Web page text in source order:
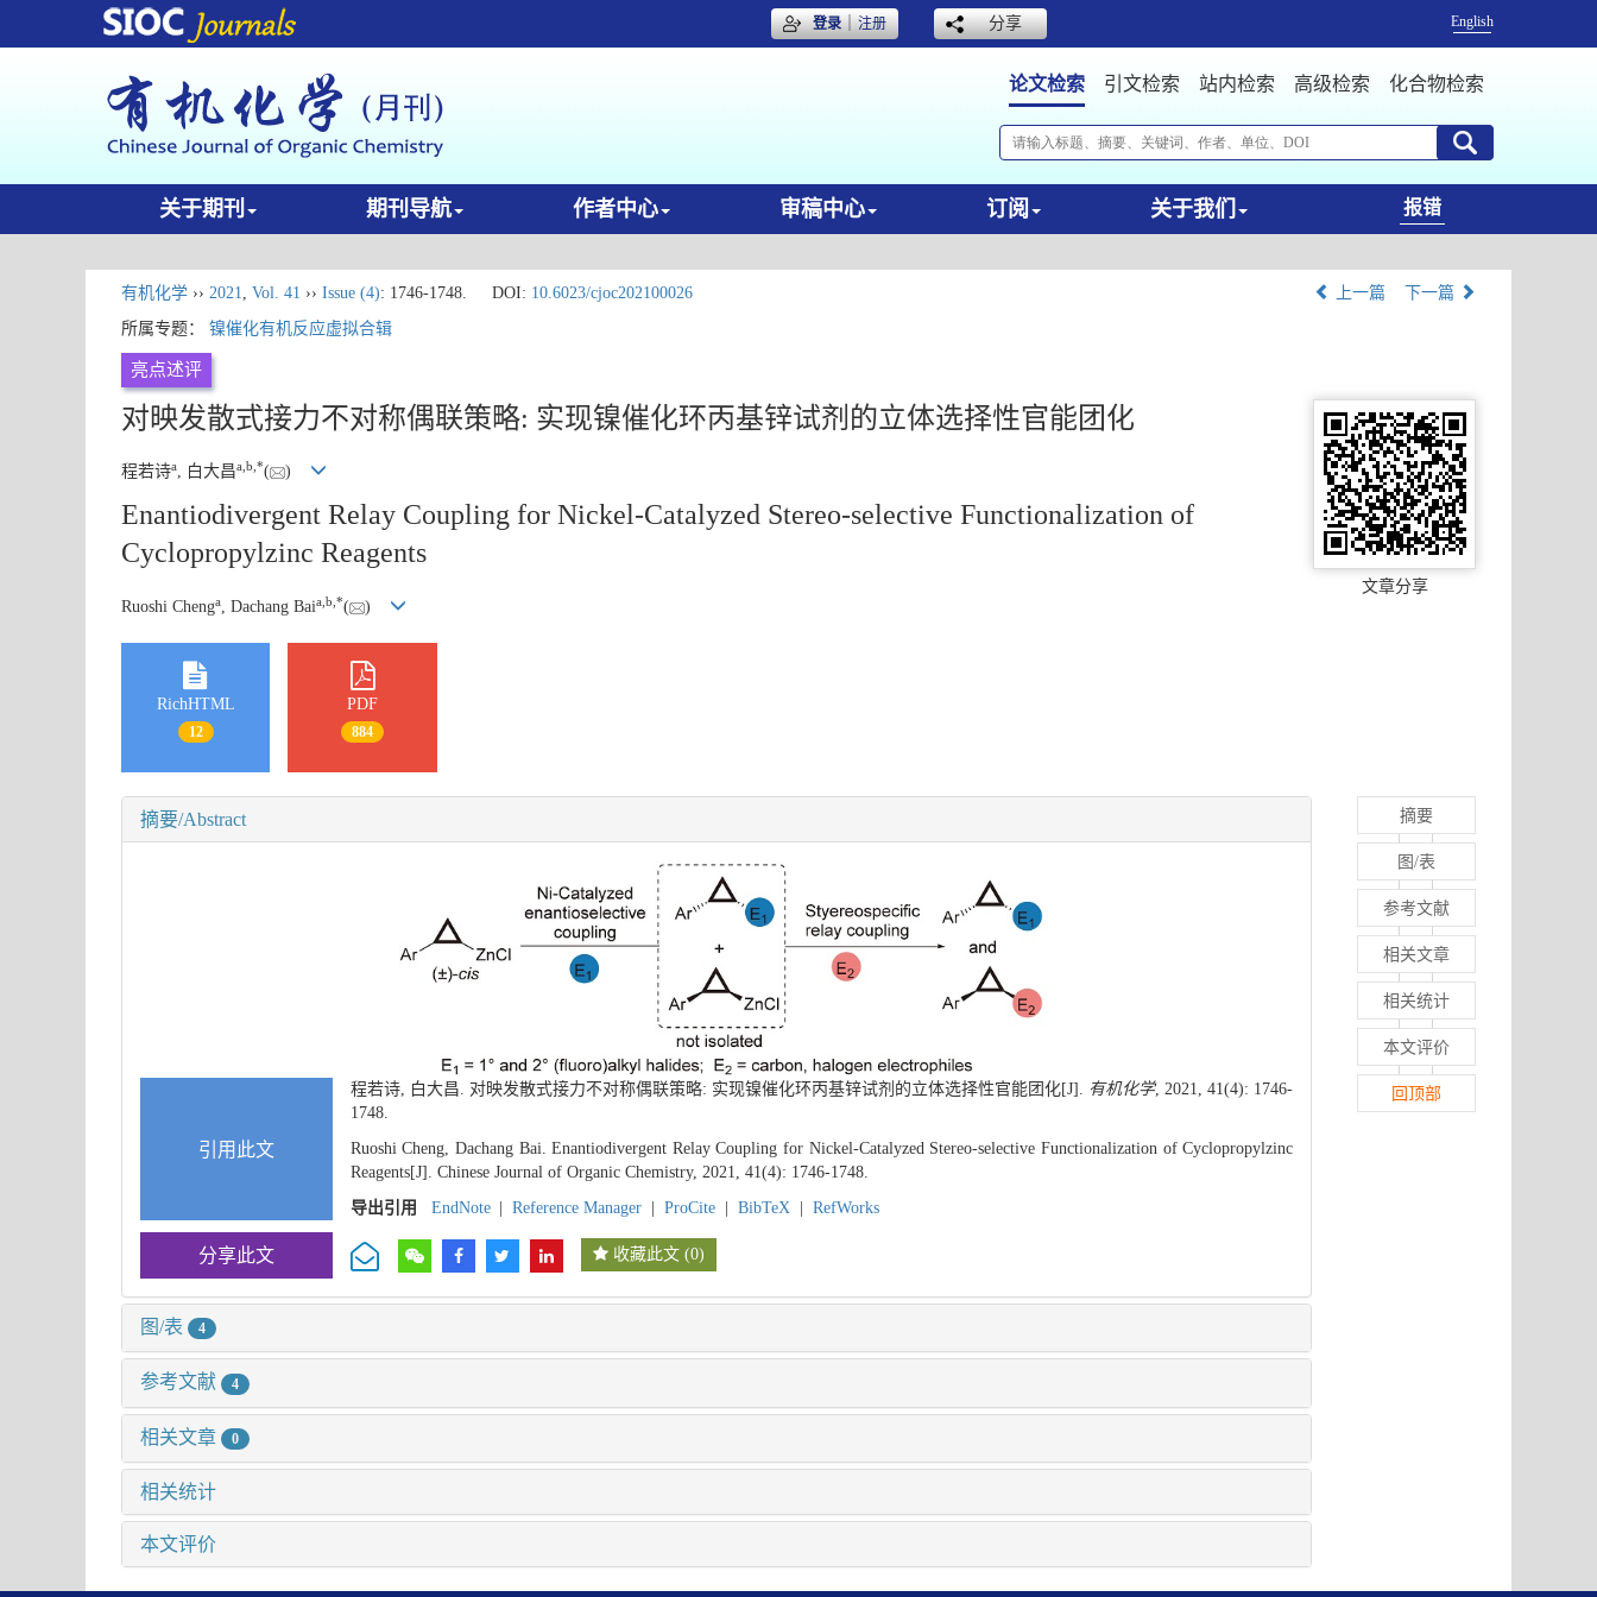
登录｜注册 分享 English
论文检索 引文检索 站内检索 高级检索 化合物检索
关于期刊 期刊导航 作者中心 审稿中心 订阅 关于我们 报错
有机化学 ›› 2021, Vol. 41 ›› Issue (4): 1746-1748. DOI: 10.6023/cjoc202100026 上一篇
下一篇
所属专题： 镍催化有机反应虚拟合辑
亮点述评
对映发散式接力不对称偶联策略: 实现镍催化环丙基锌试剂的立体选择性官能团化
程若诗a, 白大昌a b *( )
Enantiodivergent Relay Coupling for Nickel-Catalyzed Stereo-selective Functionalization of
Cyclopropylzinc Reagents
Ruoshi Chenga , Dachang Baia b *( )
文章分享
RichHTML
12
PDF
884
摘要/Abstract
引用此文
程若诗, 白大昌. 对映发散式接力不对称偶联策略: 实现镍催化环丙基锌试剂的立体选择性官能团化[J]. 有机化学, 2021, 41(4): 1746-
1748.
Ruoshi Cheng, Dachang Bai. Enantiodivergent Relay Coupling for Nickel-Catalyzed Stereo-selective Functionalization of Cyclopropylzinc
Reagents[J]. Chinese Journal of Organic Chemistry, 2021, 41(4): 1746-1748.
导出引用
EndNote Reference Manager ProCite BibTeX RefWorks
分享此文 收藏此文 (0)
图/表 4
参考文献 4
相关文章 0
相关统计
本文评价
摘要
图/表
参考文献
相关文章
相关统计
本文评价
回顶部